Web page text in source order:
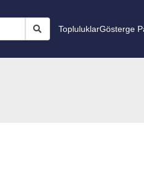
TopluluklarGösterge